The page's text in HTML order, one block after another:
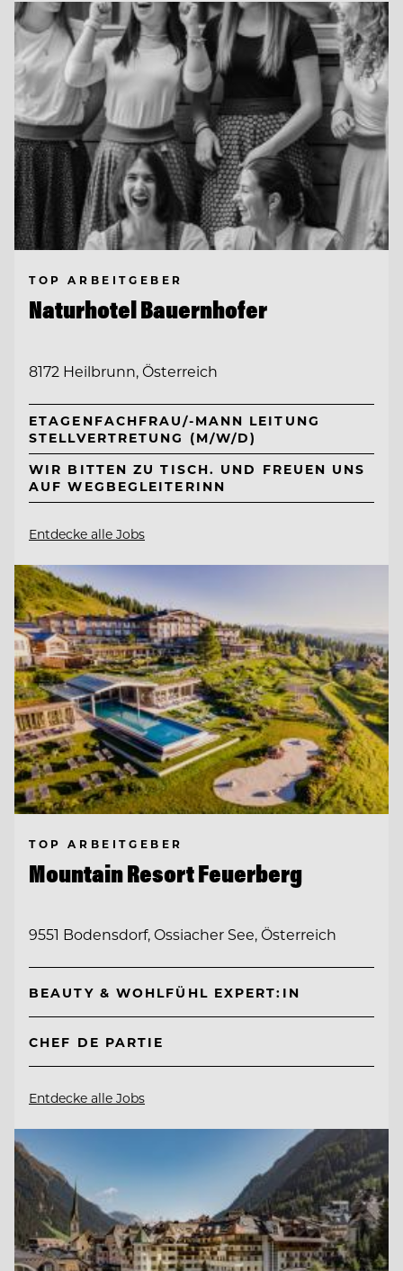
TOP ARBEITGEBER
Naturhotel Bauernhofer
8172 Heilbrunn, Österreich
ETAGENFACHFRAU/-MANN LEITUNG
STELLVERTRETUNG (M/W/D)
WIR BITTEN ZU TISCH. UND FREUEN UNS
AUF WEGBEGLEITERINN
Entdecke alle Jobs
TOP ARBEITGEBER
Mountain Resort Feuerberg
9551 Bodensdorf, Ossiacher See, Österreich
BEAUTY & WOHLFÜHL EXPERT:IN
CHEF DE PARTIE
Entdecke alle Jobs